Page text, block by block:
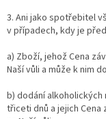
3. Ani jako spotřebitel
v případech, kdy je
a) Zboží, jehož Cena
Naší vůli a může k nim
b) dodání
třiceti dnů a jejich Cena